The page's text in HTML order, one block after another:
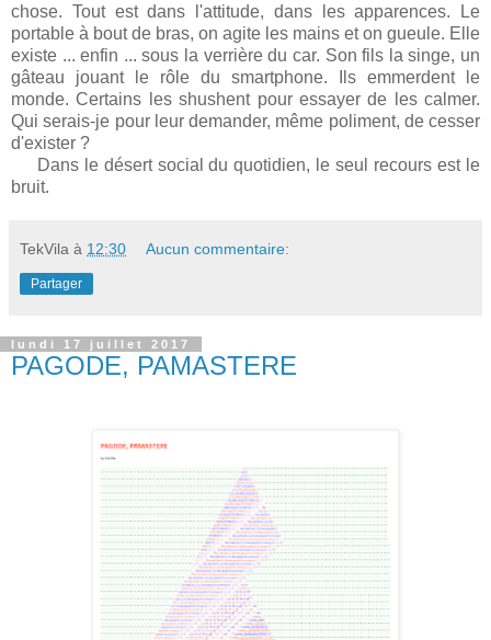
chose. Tout est dans l'attitude, dans les apparences. Le
portable à bout de bras, on agite les mains et on gueule. Elle
existe ... enfin ... sous la verrière du car. Son fils la singe, un
gâteau jouant le rôle du smartphone. Ils emmerdent le
monde. Certains les shushent pour essayer de les calmer.
Qui serais-je pour leur demander, même poliment, de cesser
d'exister ?
Dans le désert social du quotidien, le seul recours est le
bruit.
TekVila à 12:30 Aucun commentaire:
Partager
lundi 17 juillet 2017
PAGODE, PAMASTERE